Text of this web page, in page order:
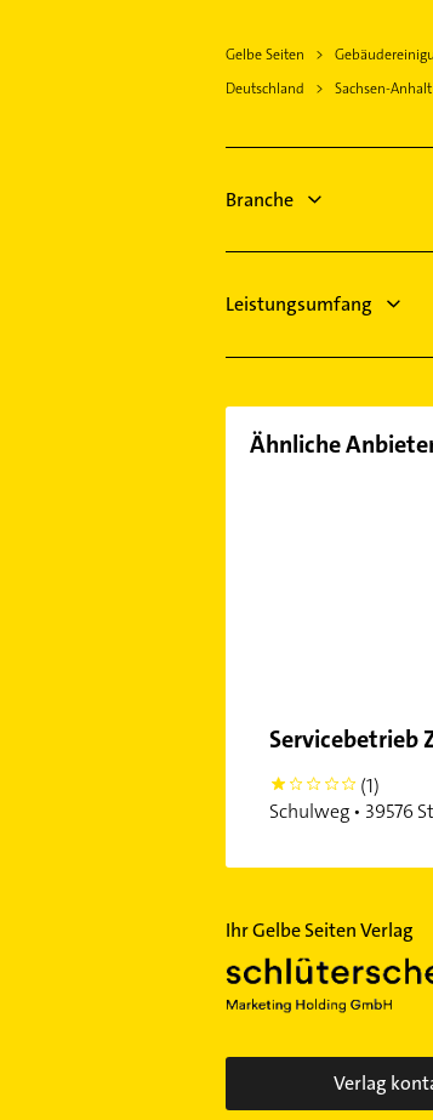
Schreiner
Steuerberater
Elektroinstallation
Gelbe Seiten
Deutschland
Sachsen-Anhalt
Branche
Leistungsumfang
Ähnliche
Servicebetrieb
1
(1)
Schulweg • 39576
Ihr Gelbe Seiten Verlag
Verlag